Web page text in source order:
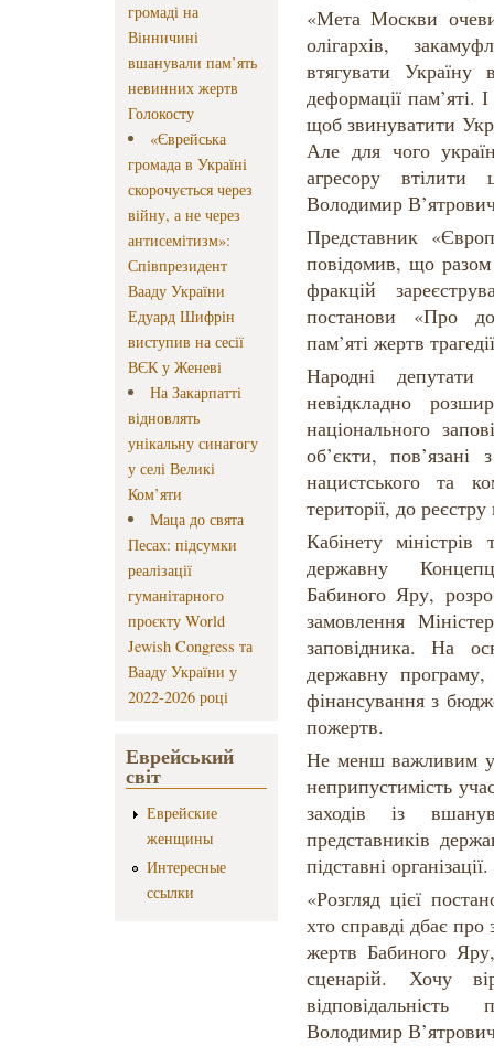
громаді на
Вінничині
вшанували пам’ять
невинних жертв
Голокосту
«Єврейська
громада в Україні
скорочується через
війну, а не через
антисемітизм»:
Співпрезидент
Вааду України
Едуард Шифрін
виступив на сесії
ВЄК у Женеві
На Закарпатті
відновлять
унікальну синагогу
у селі Великі
Ком’яти
Маца до свята
Песах: підсумки
реалізації
гуманітарного
проєкту World
Jewish Congress та
Вааду України у
2022-2026 році
Еврейський
світ
Еврейские
женщины
Интересные
ссылки
«Мета Москви
олігархів,
втягувати Україну
деформації пам’яті.
щоб звинуватити
Але для чого
агресору втілити
Володимир
Представник
повідомив, що разом
фракцій
постанови «Про
пам’яті жертв
Народні
невідкладно
національного
об’єкти,
нацистського та
території, до
Кабінету міністрів
державну
Бабиного Яру,
замовлення
заповідника. На
державну
фінансування з
пожертв.
Не менш важливим у
неприпустимість
заходів із
представників
підставні організації.
«Розгляд цієї
хто справді дбає
жертв Бабиного
сценарій. Хочу
Володимир